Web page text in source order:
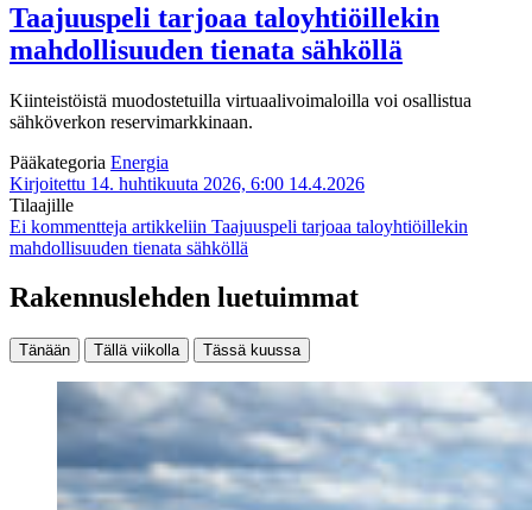
Taajuuspeli tarjoaa taloyhtiöillekin
mahdollisuuden tienata sähköllä
Kiinteistöistä muodostetuilla virtuaalivoimaloilla voi osallistua
sähköverkon reservimarkkinaan.
Pääkategoria Energia
Kirjoitettu 14. huhtikuuta 2026, 6:00 14.4.2026
Tilaajille
Ei kommentteja artikkeliin Taajuuspeli tarjoaa taloyhtiöillekin
mahdollisuuden tienata sähköllä
Rakennuslehden luetuimmat
Tänään Tällä viikolla Tässä kuussa